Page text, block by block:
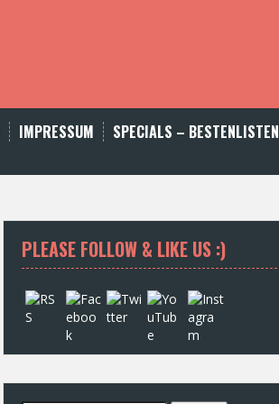
IMPRESSUM
SPECIALS – BESTENLISTEN
PLEASE FOLLOW & LIKE US :)